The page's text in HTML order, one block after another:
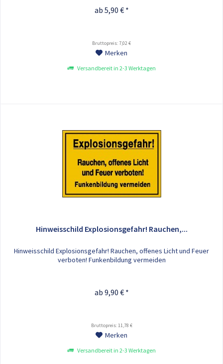
ab 5,90 € *
Bruttopreis: 7,02 €
Merken
Versandbereit in 2-3 Werktagen
Hinweisschild Explosionsgefahr! Rauchen,...
Hinweisschild Explosionsgefahr! Rauchen, offenes Licht und Feuer
verboten! Funkenbildung vermeiden
ab 9,90 € *
Bruttopreis: 11,78 €
Merken
Versandbereit in 2-3 Werktagen